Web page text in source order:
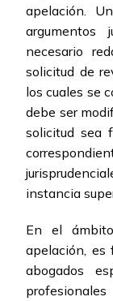
apelación.
argumentos
necesario
solicitud de
los cuales se
debe ser
solicitud sea
instancia
En el
apelación, es
abogados